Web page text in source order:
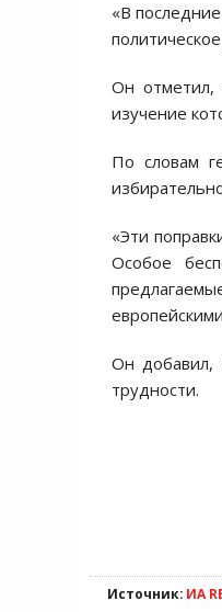
«В
Он отметил,
изучение
По словам
«Эти
Особое
Он добавил,
трудности.
Источник: ИА